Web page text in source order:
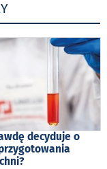
decyduje o